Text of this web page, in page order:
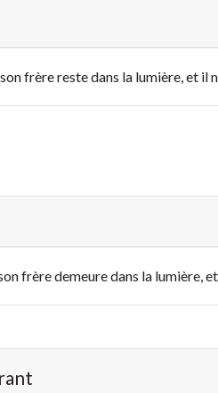
frère reste dans la lumière, et il
frère demeure dans la lumière,